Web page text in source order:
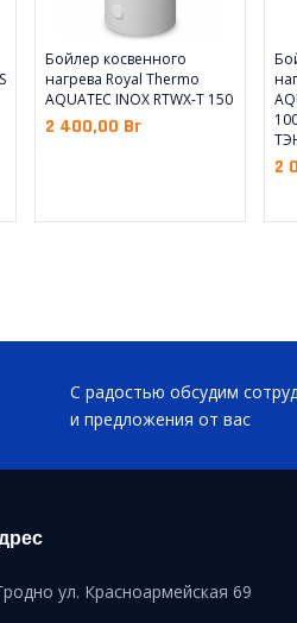
Бойлер косвенного
нагрева Royal Thermo
AQUATEC INOX RTWX-T 150
2 400,00 Br
2
С радостью обсудим
и предложения от вас
ул. Красноармейская 69